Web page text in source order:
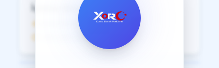
İşleme Alındı
İçerik kontrolü
~48s işlem süresi